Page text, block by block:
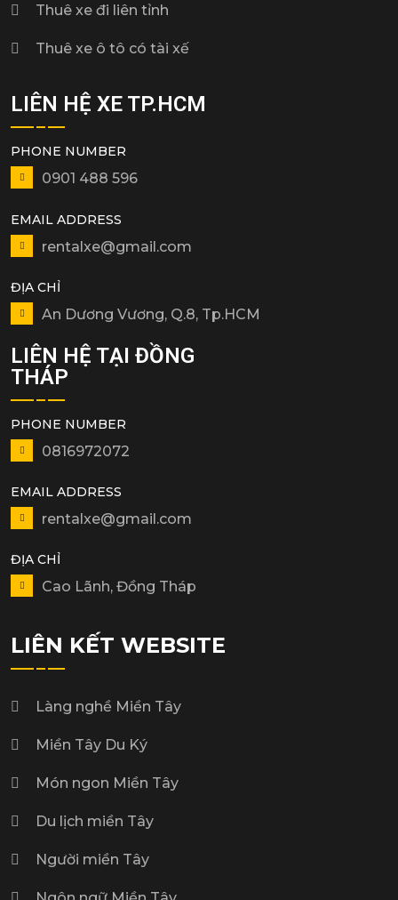
Thuê xe đi liên tỉnh
Thuê xe ô tô có tài xế
LIÊN HỆ XE TP.HCM
PHONE NUMBER
0901 488 596
EMAIL ADDRESS
rentalxe@gmail.com
ĐỊA CHỈ
An Dương Vương, Q.8, Tp.HCM
LIÊN HỆ TẠI ĐỒNG
THÁP
PHONE NUMBER
0816972072
EMAIL ADDRESS
rentalxe@gmail.com
ĐỊA CHỈ
Cao Lãnh, Đồng Tháp
LIÊN KẾT WEBSITE
Làng nghề Miền Tây
Miền Tây Du Ký
Món ngon Miền Tây
Du lịch miền Tây
Người miền Tây